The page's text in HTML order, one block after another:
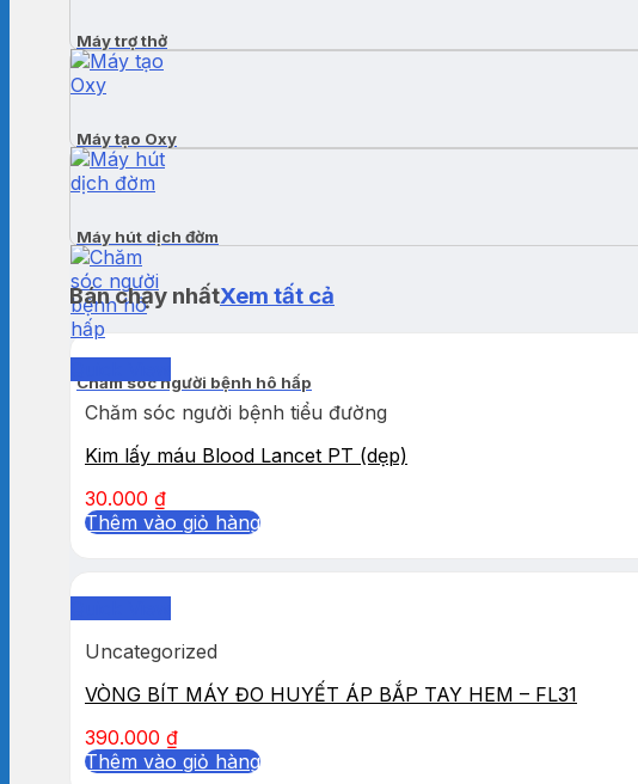
Máy trợ thở
Máy tạo Oxy
Máy hút dịch đờm
Chăm sóc người bệnh hô hấp
Bán chạy nhấtXem tất cả
Chăm sóc người bệnh tiểu đường
Kim lấy máu Blood Lancet PT (dẹp)
30.000 ₫
Thêm vào giỏ hàng
Uncategorized
VÒNG BÍT MÁY ĐO HUYẾT ÁP BẮP TAY HEM – FL31
390.000 ₫
Thêm vào giỏ hàng